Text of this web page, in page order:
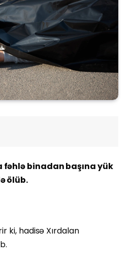
binadan başına yük
ölüb.
ki, hadisə Xırdalan